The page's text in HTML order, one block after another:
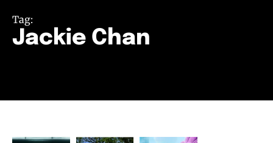
Tag:
Jackie Chan